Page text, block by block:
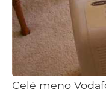
Celé meno